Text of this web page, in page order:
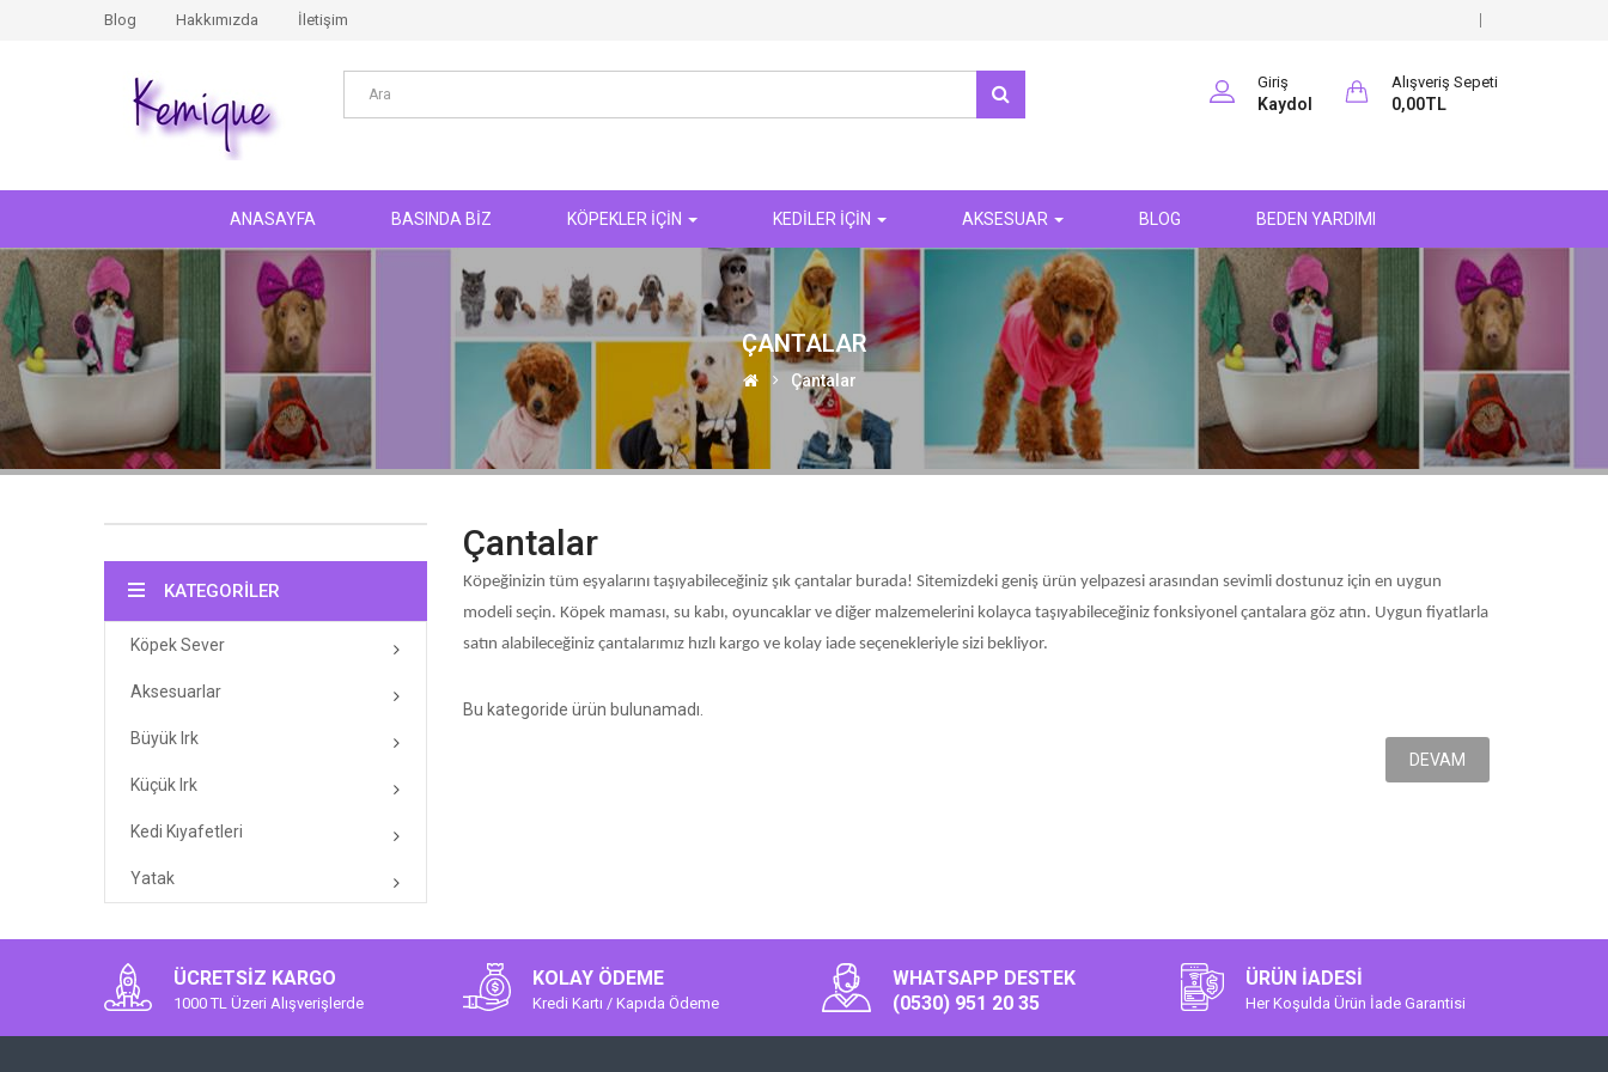
Blog Hakkımızda İletişim
Alışveriş Sepeti
0,00TL
Giriş
Kaydol
ANASAYFA BASINDA BİZ KÖPEKLER İÇİN KEDİLER İÇİN AKSESUAR BLOG BEDEN YARDIMI
ÇANTALAR
Çantalar
KATEGORILER
Köpek Sever
Aksesuarlar
Büyük Irk
Küçük Irk
Kedi Kıyafetleri
Yatak
Çantalar
Köpeğinizin tüm eşyalarını taşıyabileceğiniz şık çantalar burada! Sitemizdeki geniş ürün yelpazesi arasından sevimli dostunuz için en uygun
modeli seçin. Köpek maması, su kabı, oyuncaklar ve diğer malzemelerini kolayca taşıyabileceğiniz fonksiyonel çantalara göz atın. Uygun fiyatlarla
satın alabileceğiniz çantalarımız hızlı kargo ve kolay iade seçenekleriyle sizi bekliyor.
Bu kategoride ürün bulunamadı.
DEVAM
ÜCRETSIZ KARGO
1000 TL Üzeri Alışverişlerde
KOLAY ÖDEME
Kredi Kartı / Kapıda Ödeme
WHATSAPP DESTEK
(0530) 951 20 35
ÜRÜN İADESI
Her Koşulda Ürün İade Garantisi